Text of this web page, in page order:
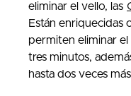
eliminar el vello, las
Están enriquecidas
permiten eliminar
tres minutos,
hasta dos veces